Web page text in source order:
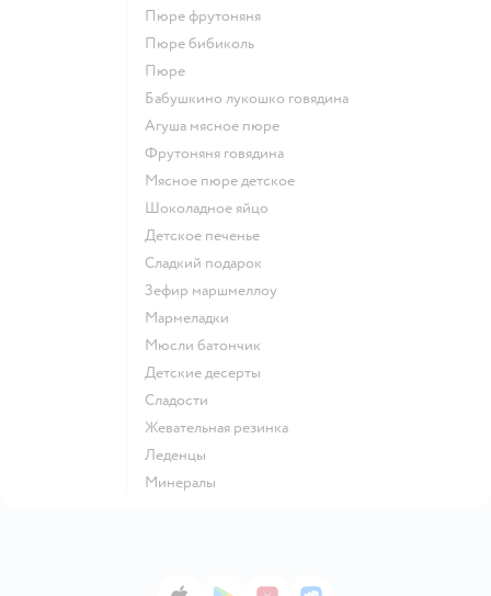
пюре фрутоняня
пюре бибиколь
пюре
бабушкино лукошко говядина
агуша мясное пюре
фрутоняня говядина
мясное пюре детское
шоколадное яйцо
детское печенье
сладкий подарок
зефир маршмеллоу
мармеладки
мюсли батончик
детские десерты
сладости
жевательная резинка
леденцы
Минералы